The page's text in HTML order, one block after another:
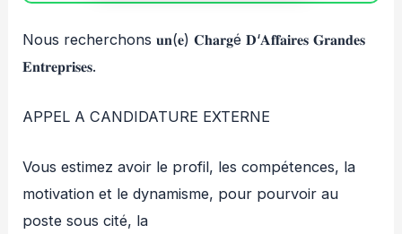
Nous recherchons 𝐮𝐧(𝐞) 𝐂𝐡𝐚𝐫𝐠é 𝐃‘𝐀𝐟𝐟𝐚𝐢𝐫𝐞𝐬 𝐆𝐫𝐚𝐧𝐝𝐞𝐬
𝐄𝐧𝐭𝐫𝐞𝐩𝐫𝐢𝐬𝐞𝐬.
APPEL A CANDIDATURE EXTERNE
Vous estimez avoir le profil, les compétences, la
motivation et le dynamisme, pour pourvoir au
poste sous cité, la